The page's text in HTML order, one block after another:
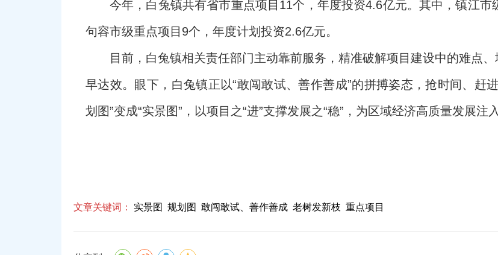
今年，白兔镇共有省市重点项目11个，年度投资4.6亿元。其中，镇江市
句容市级重点项目9个，年度计划投资2.6亿元。
目前，白兔镇相关责任部门主动靠前服务，精准破解项目建设中的难点
早达效。眼下，白兔镇正以“敢闯敢试、善作善成”的拼搏姿态，抢时间、赶
划图”变成“实景图”，以项目之“进”支撑发展之“稳”，为区域经济高质量发展注
文章关键词： 实景图 规划图 敢闯敢试、善作善成 老树发新枝 重点项目